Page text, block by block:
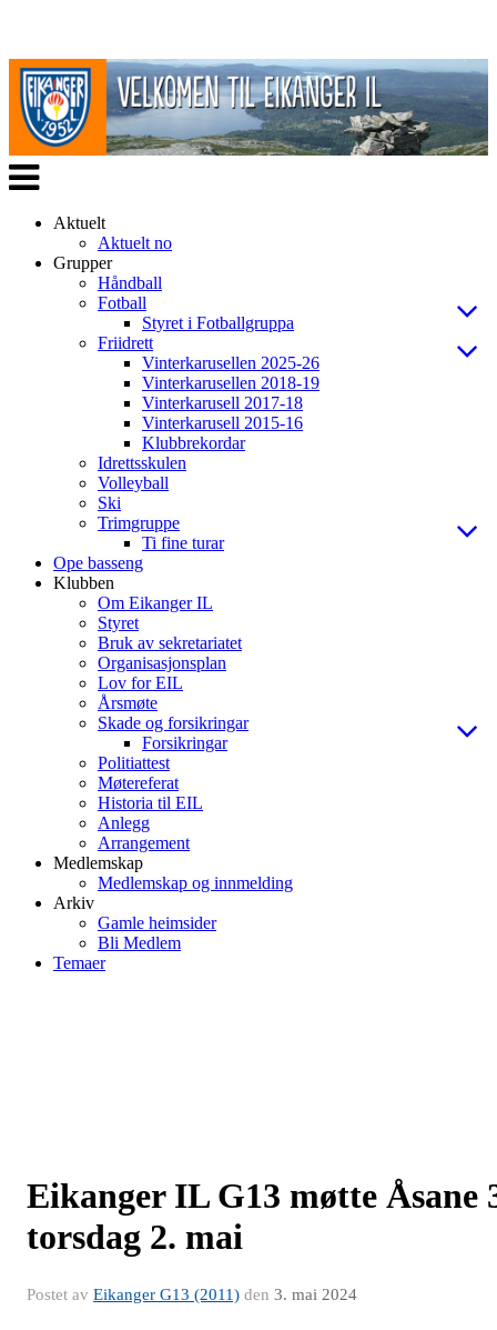
Veksle
navigasjon
Aktuelt
Aktuelt no
Grupper
Håndball
Fotball
Styret i Fotballgruppa
Friidrett
Vinterkarusellen 2025-26
Vinterkarusellen 2018-19
Vinterkarusell 2017-18
Vinterkarusell 2015-16
Klubbrekordar
Idrettsskulen
Volleyball
Ski
Trimgruppe
Ti fine turar
Ope basseng
Klubben
Om Eikanger IL
Styret
Bruk av sekretariatet
Organisasjonsplan
Lov for EIL
Årsmøte
Skade og forsikringar
Forsikringar
Politiattest
Møtereferat
Historia til EIL
Anlegg
Arrangement
Medlemskap
Medlemskap og innmelding
Arkiv
Gamle heimsider
Bli Medlem
Temaer
Eikanger IL G13 møtte Åsane
torsdag 2. mai
Postet av Eikanger G13 (2011) den 3. mai 2024